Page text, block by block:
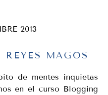
2013
MAGOS
de mentes inquietas
en el curso Blogging